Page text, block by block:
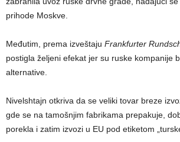
prihode Moskve.
Međutim, prema izveštaju Frankfurter
postigla željeni efekat jer su ruske kompanije
alternative.
Nivelshtajn otkriva da se veliki tovar breze
gde se na tamošnjim fabrikama prepakuje,
porekla i zatim izvozi u EU pod etiketom